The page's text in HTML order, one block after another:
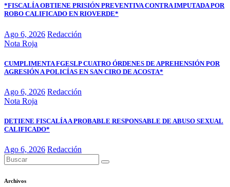
*FISCALÍA OBTIENE PRISIÓN PREVENTIVA CONTRA IMPUTADA POR
ROBO CALIFICADO EN RIOVERDE*
Ago 6, 2026 Redacción
Nota Roja
CUMPLIMENTA FGESLP CUATRO ÓRDENES DE APREHENSIÓN POR
AGRESIÓN A POLICÍAS EN SAN CIRO DE ACOSTA*
Ago 6, 2026 Redacción
Nota Roja
DETIENE FISCALÍA A PROBABLE RESPONSABLE DE ABUSO SEXUAL
CALIFICADO*
Ago 6, 2026 Redacción
Archivos